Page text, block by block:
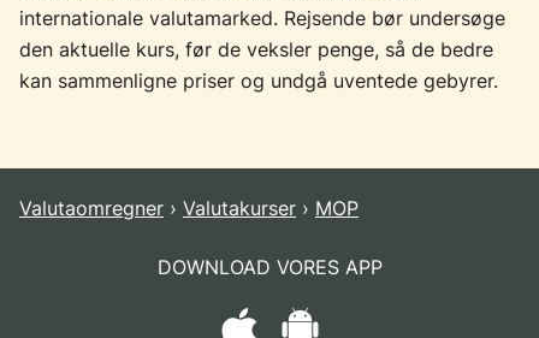
internationale valutamarked. Rejsende bør undersøge
den aktuelle kurs, før de veksler penge, så de bedre
kan sammenligne priser og undgå uventede gebyrer.
Valutaomregner Valutakurser MOP
DOWNLOAD VORES APP